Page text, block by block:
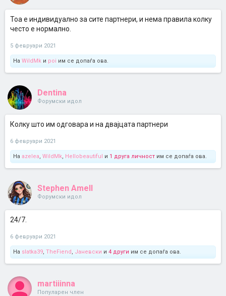
Тоа е индивидуално за сите партнери, и нема правила колку
често е нормално.
5 февруари 2021
На WildMk и poi им се допаѓа ова.
Dentina
Форумски идол
Колку што им одговара и на двајцата партнери
6 февруари 2021
На azelea, WildMk, Hellobeautiful и 1 друга личност им се допаѓа ова.
Stephen Amell
Форумски идол
24/7.
6 февруари 2021
На slatka39, TheFiend, Јаневски и 4 други им се допаѓа ова.
martiiinna
Популарен член